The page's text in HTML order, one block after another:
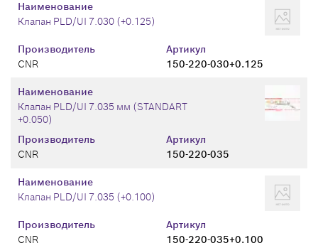
Производитель
CNR
Артикул
150-220-030+0.125
Наименование
Клапан PLD/UI 7.030 (+0.125)
Производитель
CNR
Артикул
150-220-035
Наименование
Клапан PLD/UI 7.035 мм (STANDART
+0.050)
Производитель
CNR
Артикул
150-220-035+0.100
Наименование
Клапан PLD/UI 7.035 (+0.100)